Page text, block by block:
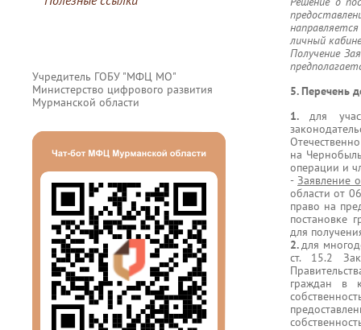
Учредитель ГОБУ "МФЦ МО"
Министерство цифрового развития
Мурманской области
личный
Получение
5. Перечень
1.для
на
операции и
-Заявление
области от
право на
постановке
для
2.для
ст. 15.2
граждан в